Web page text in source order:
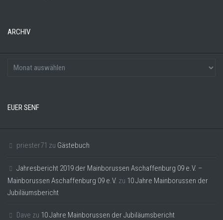
ARCHIV
EUER SENF
priester71 zu Gästebuch
Jahresbericht 2019 der Mainborussen Aschaffenburg 09 e.V. –
Mainborussen Aschaffenburg 09 e.V. zu 10 Jahre Mainborussen der
Jubiläumsbericht
Dave zu 10 Jahre Mainborussen der Jubiläumsbericht